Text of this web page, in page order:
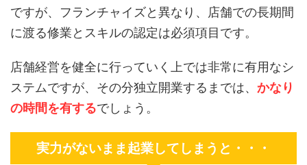
ですが、フランチャイズと異なり、店舗での長期間
に渡る修業とスキルの認定は必須項目です。
店舗経営を健全に行っていく上では非常に有用なシ
ステムですが、その分独立開業するまでは、 かなり
の時間を有するでしょう。
実力がないまま起業してしまうと・・・